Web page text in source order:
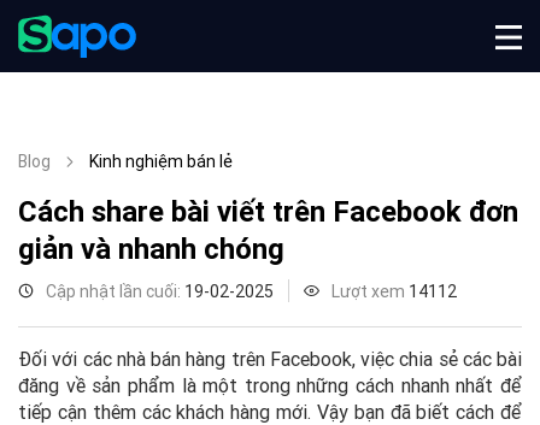
Blog Kinh nghiệm bán lẻ
Cách share bài viết trên Facebook đơn
giản và nhanh chóng
Cập nhật lần cuối: 19-02-2025 Lượt xem 14112
Đối với các nhà bán hàng trên Facebook, việc chia sẻ các bài
đăng về sản phẩm là một trong những cách nhanh nhất để
tiếp cận thêm các khách hàng mới. Vậy bạn đã biết cách để